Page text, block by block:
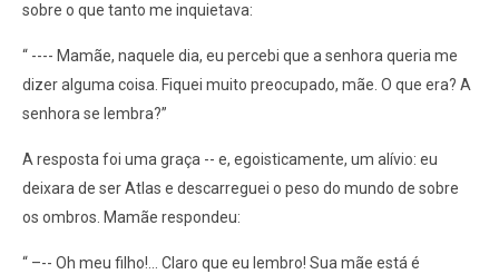
sobre o que tanto me inquietava:
“ ---- Mamãe, naquele dia, eu percebi que a senhora queria me
dizer alguma coisa. Fiquei muito preocupado, mãe. O que era? A
senhora se lembra?”
A resposta foi uma graça -- e, egoisticamente, um alívio: eu
deixara de ser Atlas e descarreguei o peso do mundo de sobre
os ombros. Mamãe respondeu:
“ –-- Oh meu filho!... Claro que eu lembro! Sua mãe está é